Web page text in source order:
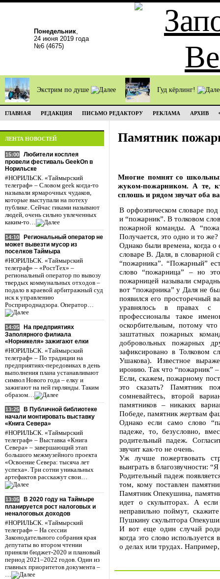
Понедельник,
24 июня 2019 года
№6 (4675)
Экстрим по душе Гуд кёрлинг!
ГЛАВНАЯ РЕДАКЦИЯ ПИСЬМО РЕДАКТОРУ РЕКЛАМА АРХИВ
ЛЕНТА НОВОСТЕЙ
15:00
Любители косплея
провели фестиваль GeekOn в
Норильске
#НОРИЛЬСК. «Таймырский
телеграф» – Словом geek когда-то
называли ярмарочных чудаков,
которые выступали на потеху
публике. Сейчас гиками называют
людей, очень сильно увлеченных
каким-то…
14:10
Региональный оператор не
может вывезти мусор из
поселков Таймыра
#НОРИЛЬСК. «Таймырский
телеграф» – «РостТех» –
региональный оператор по вывозу
твердых коммунальных отходов –
подало в краевой арбитражный суд
иск к управлению
Росприроднадзора. Оператор…
14:05
На предприятиях
Заполярного филиала
«Норникеля» зажигают елки
#НОРИЛЬСК. «Таймырский
телеграф» – По традиции на
предприятиях-передовиках в день
выполнения плана устанавливают
символ Нового года – елку и
зажигают на ней гирлянды. Таким
образом…
13:25
В Публичной библиотеке
начали монтировать выставку
«Книга Севера»
#НОРИЛЬСК. «Таймырский
телеграф» – Выставка «Книга
Севера» – завершающий этап
большого межмузейного проекта
«Освоение Севера: тысяча лет
успеха». Три сотни уникальных
артефактов расскажут свои…
13:05
В 2020 году на Таймыре
планируется рост налоговых и
неналоговых доходов
#НОРИЛЬСК. «Таймырский
телеграф» – На сессии
Законодательного собрания края
депутаты во втором чтении
приняли бюджет-2020 и плановый
период 2021–2022 годов. Один из
главных приоритетов документа –
…
Памятник
Многие помнят со
жуком-пожарником. А те,
сплошь и рядом звучат оба
В орфоэпическом словаре
и “пожарник”. В толковом
пожарной команды. А
Получается, это одно и то же?
Однако были времена, когда
словаре В. Даля, в словарной
“пожарника”. “Пожарный”
слово “пожарница” – но
пожарницей называли
вот “пожарника” у Даля не
появился его просторечный
уравнялось в правах с
профессионалы такое
оскорбительным, потому
заштатных пожарных
добровольных пожарных
зафиксировано в Толковом
Ушакова). Известное
иронию. Так что “пожарник”
Если, скажем, пожарному
это сказать? Памятник
сомневайтесь, второй
памятников – никаких
Победе, памятник жертвам
Однако если само слово
падеже, то, безусловно,
родительный падеж.
звучит как-то не очень.
Уж лучше пожертвовать
выиграть в благозвучности:
Родительный падеж
том, кому поставлен
Памятник Опекушина,
идет о скульпторах. А
неправильно поймут,
Пушкину скульптора
И вот еще один случай
когда это слово
о делах или трудах.